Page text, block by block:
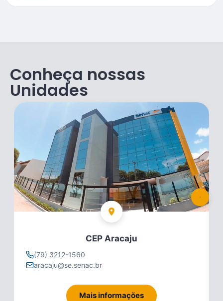
Conheça nossas
Unidades
CEP Aracaju
(79) 3212-1560
aracaju@se.senac.br
Mais informações